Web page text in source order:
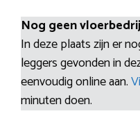
Nog geen
In deze plaats zijn er
leggers gevonden in
eenvoudig online aan.
minuten doen.